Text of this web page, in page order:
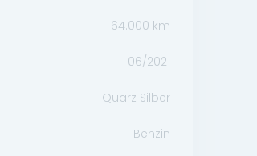
64.000 km
06/2021
Quarz Silber
Benzin